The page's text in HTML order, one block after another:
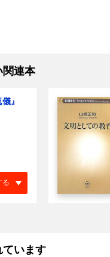
関連本
』
る
ています